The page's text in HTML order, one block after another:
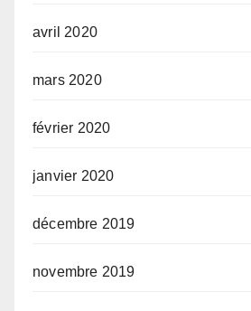
avril 2020
mars 2020
février 2020
janvier 2020
décembre 2019
novembre 2019